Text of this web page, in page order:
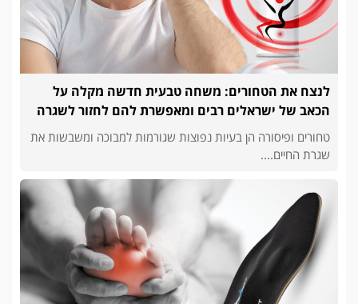
לנצח את הטחורים: משחה טבעית חדשה מקלה על
הכאב של ישראלים רבים ומאפשרת להם לחזור לשגרה
טחורים ופיסורה הן בעיות נפוצות שגורמות למבוכה ומשבשות את
שגרת החיים....